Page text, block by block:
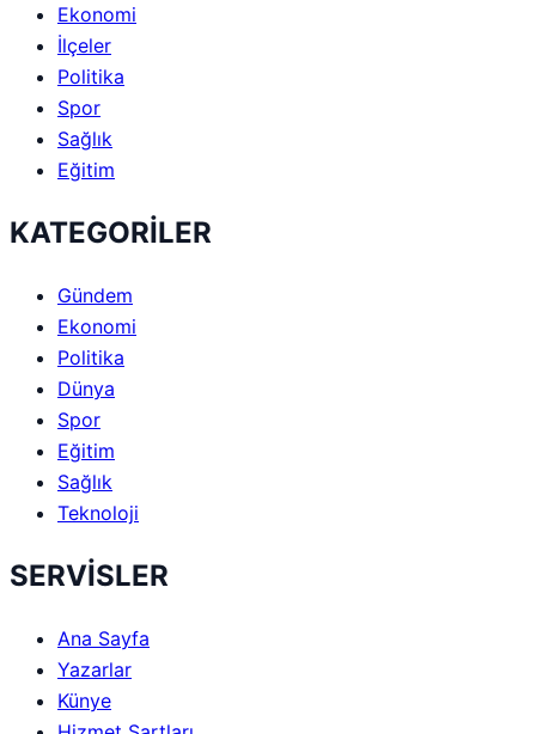
Ekonomi
İlçeler
Politika
Spor
Sağlık
Eğitim
KATEGORİLER
Gündem
Ekonomi
Politika
Dünya
Spor
Eğitim
Sağlık
Teknoloji
SERVİSLER
Ana Sayfa
Yazarlar
Künye